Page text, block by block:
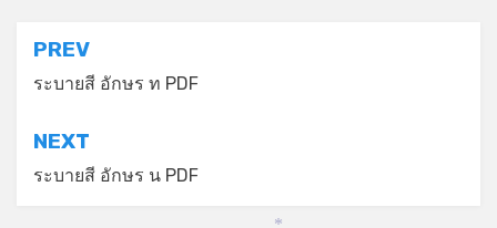
แนะแนว
เรื่อง
PREV
ระบายสี อักษร ท PDF
NEXT
ระบายสี อักษร น PDF